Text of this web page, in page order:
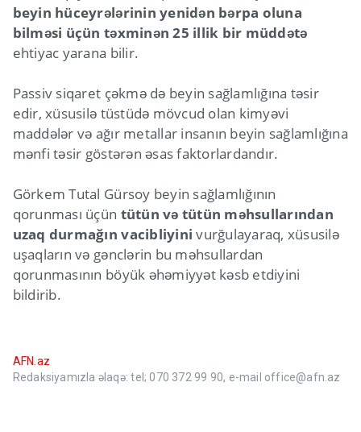
beyin hüceyrələrinin yenidən bərpa oluna
bilməsi üçün təxminən 25 illik bir müddətə
ehtiyac yarana bilir.
Passiv siqaret çəkmə də beyin sağlamlığına təsir
edir, xüsusilə tüstüdə mövcud olan kimyəvi
maddələr və ağır metallar insanın beyin sağlamlığına
mənfi təsir göstərən əsas faktorlardandır.
Görkem Tutal Gürsoy beyin sağlamlığının
qorunması üçün tütün və tütün məhsullarından
uzaq durmağın vacibliyini vurğulayaraq, xüsusilə
uşaqların və gənclərin bu məhsullardan
qorunmasının böyük əhəmiyyət kəsb etdiyini
bildirib.
AFN.az
Redaksiyamızla əlaqə: tel; 070 372 99 90, e-mail office@afn.az